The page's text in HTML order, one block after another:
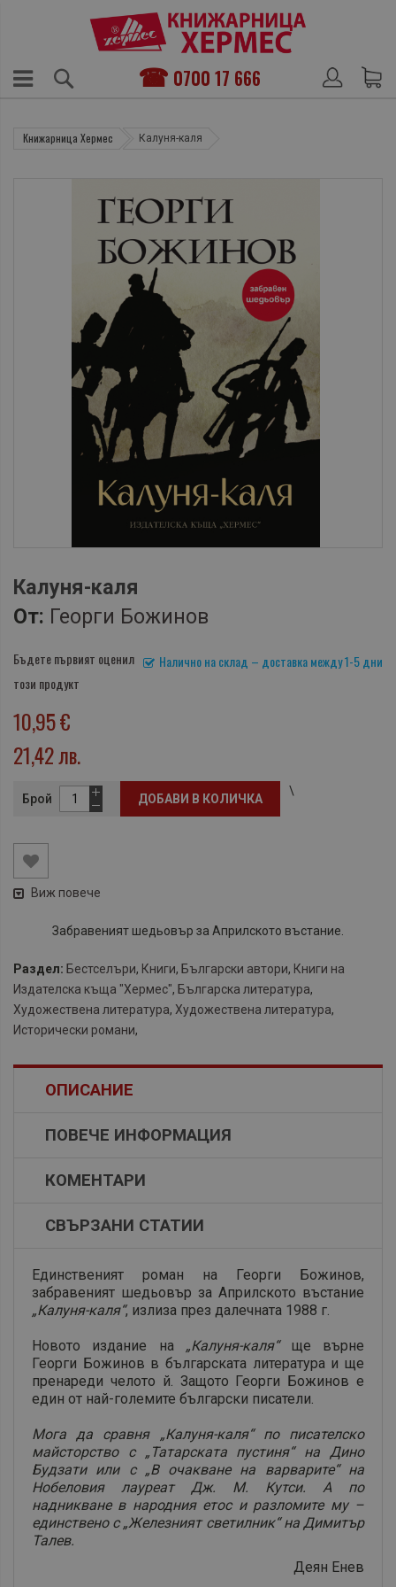
0700 17 666
Книжарница Хермес Калуня-каля
Калуня-каля
От: Георги Божинов
Налично на склад – доставка между 1-5 дни
Бъдете първият оценил
този продукт
10,95 €
21,42 лв.
Брой ДОБАВИ В КОЛИЧКА
\
Виж повече
Забравеният шедьовър за Априлското въстание.
Раздел: Бестселъри, Книги, Български автори, Книги на
Издателска къща "Хермес", Българска литература,
Художествена литература, Художествена литература,
Исторически романи,
ОПИСАНИЕ
ПОВЕЧЕ ИНФОРМАЦИЯ
КОМЕНТАРИ
СВЪРЗАНИ СТАТИИ
Единственият роман на Георги Божинов,
забравеният шедьовър за Априлското въстание
„Калуня-каля“, излиза през далечната 1988 г.
Новото издание на „Калуня-каля“ще върне
Георги Божинов в българската литература и ще
пренареди челото й. Защото Георги Божинов е
един от най-големите български писатели.
Мога да сравня „Калуня-каля“ по писателско
майсторство с „Татарската пустиня“ на Дино
Будзати или с „В очакване на варварите“ на
Нобеловия лауреат Дж. М. Кутси. А по
надникване в народния етос и разломите му –
единствено с „Железният светилник“ на Димитър
Талев.
Деян Енев